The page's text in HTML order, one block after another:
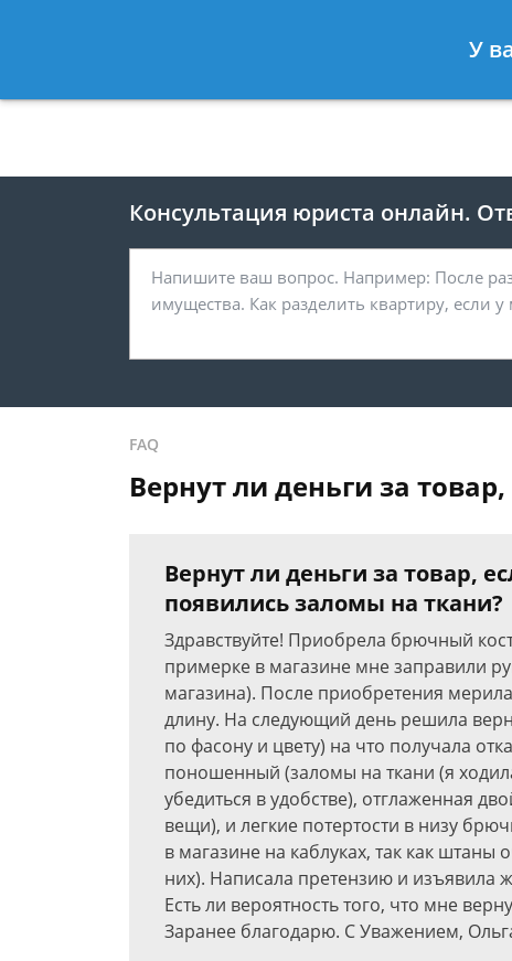
8 812 425-67-81
Консультация юриста онлайн.
FAQ
Вернут ли деньги за
Вернут ли деньги за товар,
появились заломы на ткани?
Здравствуйте! Приобрела брючный
примерке в магазине мне заправили
магазина). После приобретения
длину. На следующий день решила
по фасону и цвету) на что получала
поношенный (заломы на ткани (я
убедиться в удобстве), отглаженная
вещи), и легкие потертости в низу
в магазине на каблуках, так как
них). Написала претензию и изъявила
Есть ли вероятность того, что мне
Заранее благодарю. С Уважением,
У